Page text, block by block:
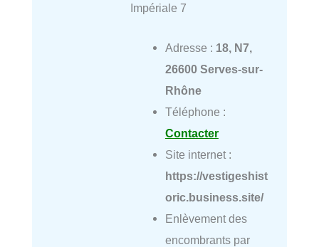
Impériale 7
Adresse : 18, N7,
26600 Serves-sur-
Rhône
Téléphone :
Contacter
Site internet :
https://vestigeshist
oric.business.site/
Enlèvement des
encombrants par